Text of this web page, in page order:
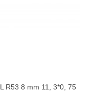
R53 8 mm 11, 3*0, 75